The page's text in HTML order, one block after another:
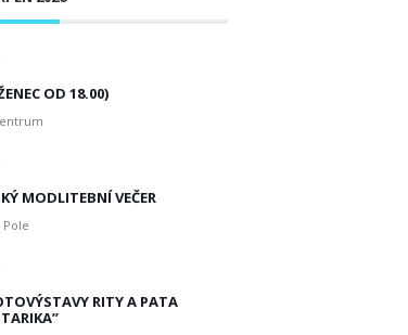
OD 18.00)
MODLITEBNÍ VEČER
Pole
RITY A PATA